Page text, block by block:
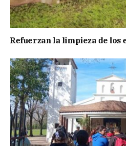
Refuerzan la limpieza de los